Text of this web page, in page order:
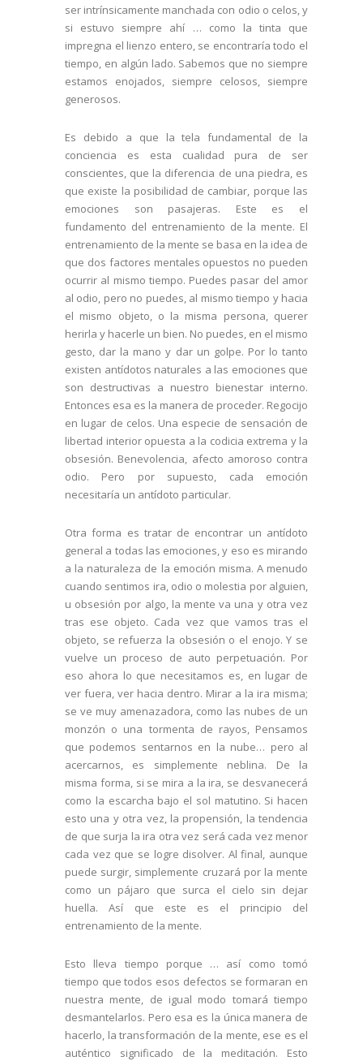
ser intrínsicamente manchada con odio o celos, y
si estuvo siempre ahí … como la tinta que
impregna el lienzo entero, se encontraría todo el
tiempo, en algún lado. Sabemos que no siempre
estamos enojados, siempre celosos, siempre
generosos.
Es debido a que la tela fundamental de la
conciencia es esta cualidad pura de ser
conscientes, que la diferencia de una piedra, es
que existe la posibilidad de cambiar, porque las
emociones son pasajeras. Este es el
fundamento del entrenamiento de la mente. El
entrenamiento de la mente se basa en la idea de
que dos factores mentales opuestos no pueden
ocurrir al mismo tiempo. Puedes pasar del amor
al odio, pero no puedes, al mismo tiempo y hacia
el mismo objeto, o la misma persona, querer
herirla y hacerle un bien. No puedes, en el mismo
gesto, dar la mano y dar un golpe. Por lo tanto
existen antídotos naturales a las emociones que
son destructivas a nuestro bienestar interno.
Entonces esa es la manera de proceder. Regocijo
en lugar de celos. Una especie de sensación de
libertad interior opuesta a la codicia extrema y la
obsesión. Benevolencia, afecto amoroso contra
odio. Pero por supuesto, cada emoción
necesitaría un antídoto particular.
Otra forma es tratar de encontrar un antídoto
general a todas las emociones, y eso es mirando
a la naturaleza de la emoción misma. A menudo
cuando sentimos ira, odio o molestia por alguien,
u obsesión por algo, la mente va una y otra vez
tras ese objeto. Cada vez que vamos tras el
objeto, se refuerza la obsesión o el enojo. Y se
vuelve un proceso de auto perpetuación. Por
eso ahora lo que necesitamos es, en lugar de
ver fuera, ver hacia dentro. Mirar a la ira misma;
se ve muy amenazadora, como las nubes de un
monzón o una tormenta de rayos, Pensamos
que podemos sentarnos en la nube… pero al
acercarnos, es simplemente neblina. De la
misma forma, si se mira a la ira, se desvanecerá
como la escarcha bajo el sol matutino. Si hacen
esto una y otra vez, la propensión, la tendencia
de que surja la ira otra vez será cada vez menor
cada vez que se logre disolver. Al final, aunque
puede surgir, simplemente cruzará por la mente
como un pájaro que surca el cielo sin dejar
huella. Así que este es el principio del
entrenamiento de la mente.
Esto lleva tiempo porque … así como tomó
tiempo que todos esos defectos se formaran en
nuestra mente, de igual modo tomará tiempo
desmantelarlos. Pero esa es la única manera de
hacerlo, la transformación de la mente, ese es el
auténtico significado de la meditación. Esto